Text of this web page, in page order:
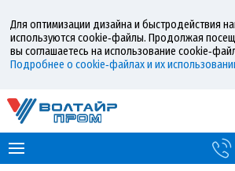
Для оптимизации дизайна и быстродействия
используются cookie‑файлы. Продолжая
вы соглашаетесь на использование
Подробнее о cookie‑файлах и их